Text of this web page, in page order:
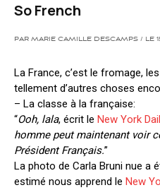
So French
PAR MARIE CAMILLE DESCAMPS / LE
La France, c’est le fromage,
tellement d’autres choses
– La classe à la française:
“Ooh, lala, écrit le New York
homme peut maintenant voir
Président Français.”
La photo de Carla Bruni nue a
estimé nous apprend le New